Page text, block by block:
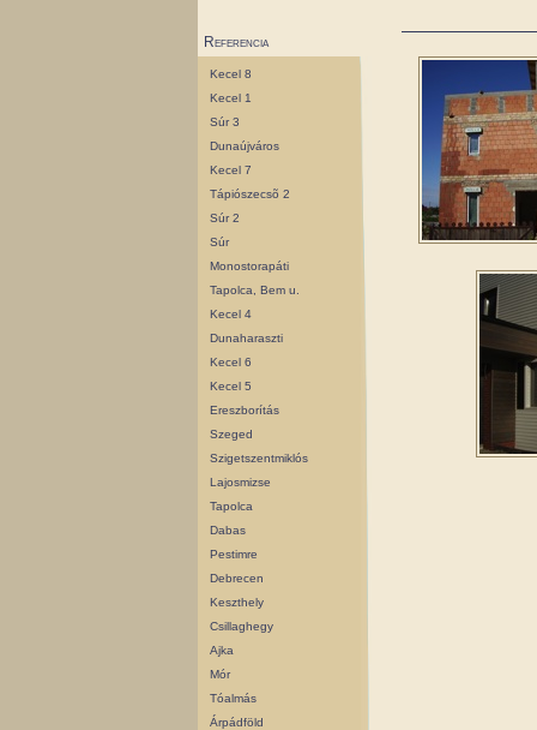
Referencia
Kecel 8
Kecel 1
Súr 3
Dunaújváros
Kecel 7
Tápiószecsõ 2
Súr 2
Súr
Monostorapáti
Tapolca, Bem u.
Kecel 4
Dunaharaszti
Kecel 6
Kecel 5
Ereszborítás
Szeged
Szigetszentmiklós
Lajosmizse
Tapolca
Dabas
Pestimre
Debrecen
Keszthely
Csillaghegy
Ajka
Mór
Tóalmás
Árpádföld